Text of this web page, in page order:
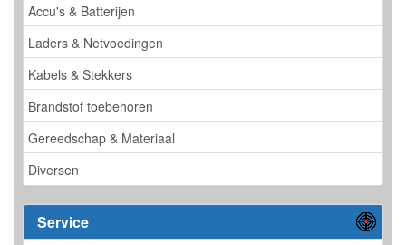
Accu's & Batterijen
Laders & Netvoedingen
Kabels & Stekkers
Brandstof toebehoren
Gereedschap & Materiaal
Diversen
Service